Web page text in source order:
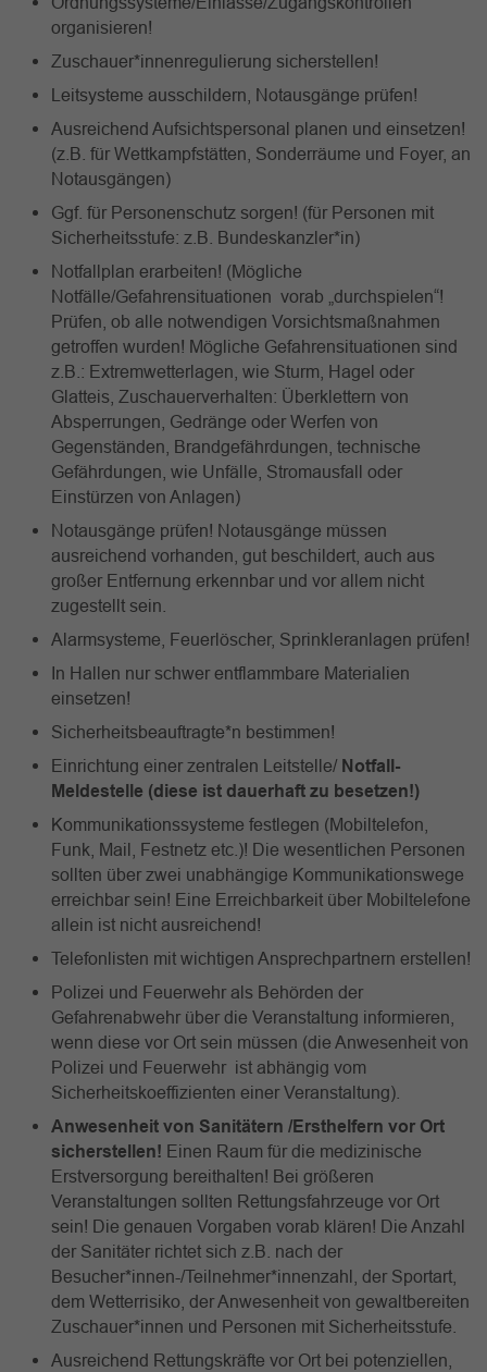
organisieren!
Zuschauer*innenregulierung sicherstellen!
Leitsysteme ausschildern, Notausgänge prüfen!
Ausreichend Aufsichtspersonal planen und einsetzen!
(z.B. für Wettkampfstätten, Sonderräume und Foyer, an
Notausgängen)
Ggf. für Personenschutz sorgen! (für Personen mit
Sicherheitsstufe: z.B. Bundeskanzler*in)
Notfallplan erarbeiten! (Mögliche
Notfälle/Gefahrensituationen vorab „durchspielen“!
Prüfen, ob alle notwendigen Vorsichtsmaßnahmen
getroffen wurden! Mögliche Gefahrensituationen sind
z.B.: Extremwetterlagen, wie Sturm, Hagel oder
Glatteis, Zuschauerverhalten: Überklettern von
Absperrungen, Gedränge oder Werfen von
Gegenständen, Brandgefährdungen, technische
Gefährdungen, wie Unfälle, Stromausfall oder
Einstürzen von Anlagen)
Notausgänge prüfen! Notausgänge müssen
ausreichend vorhanden, gut beschildert, auch aus
großer Entfernung erkennbar und vor allem nicht
zugestellt sein.
Alarmsysteme, Feuerlöscher, Sprinkleranlagen prüfen!
In Hallen nur schwer entflammbare Materialien
einsetzen!
Sicherheitsbeauftragte*n bestimmen!
Einrichtung einer zentralen Leitstelle/ Notfall-
Meldestelle (diese ist dauerhaft zu besetzen!)
Kommunikationssysteme festlegen (Mobiltelefon,
Funk, Mail, Festnetz etc.)! Die wesentlichen Personen
sollten über zwei unabhängige Kommunikationswege
erreichbar sein! Eine Erreichbarkeit über Mobiltelefone
allein ist nicht ausreichend!
Telefonlisten mit wichtigen Ansprechpartnern erstellen!
Polizei und Feuerwehr als Behörden der
Gefahrenabwehr über die Veranstaltung informieren,
wenn diese vor Ort sein müssen (die Anwesenheit von
Polizei und Feuerwehr ist abhängig vom
Sicherheitskoeffizienten einer Veranstaltung).
Anwesenheit von Sanitätern /Ersthelfern vor Ort
sicherstellen! Einen Raum für die medizinische
Erstversorgung bereithalten! Bei größeren
Veranstaltungen sollten Rettungsfahrzeuge vor Ort
sein! Die genauen Vorgaben vorab klären! Die Anzahl
der Sanitäter richtet sich z.B. nach der
Besucher*innen-/Teilnehmer*innenzahl, der Sportart,
dem Wetterrisiko, der Anwesenheit von gewaltbereiten
Zuschauer*innen und Personen mit Sicherheitsstufe.
Ausreichend Rettungskräfte vor Ort bei potenziellen,